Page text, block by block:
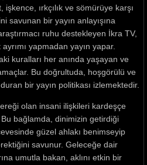
işkence, ırkçılık ve sömürüye karşı
savunan bir yayın anlayışına
ruhu destekleyen İkra TV,
yapmadan yayın yapar.
kuralları her anında yaşayan ve
Bu doğrultuda, hoşgörülü ve
bir yayın politikası izlemektedir.
olan insani ilişkileri kardeşçe
bağlamda, dinimizin getirdiği
güzel ahlakı benimseyip
savunur. Geleceğe dair
umutla bakan, aklını etkin bir